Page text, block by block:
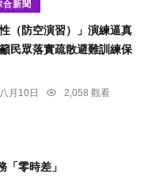
合新聞
（防空演習）」演練逼真
民眾落實疏散避難訓練保
月10日
2,058 觀看
「零時差」